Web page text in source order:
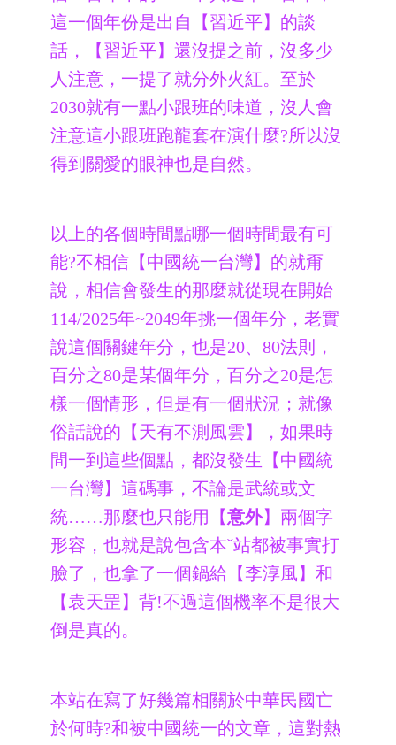
這一個年份是出自【習近平】的談
話，【習近平】還沒提之前，沒多少
人注意，一提了就分外火紅。至於
2030就有一點小跟班的味道，沒人會
注意這小跟班跑龍套在演什麼?所以沒
得到關愛的眼神也是自然。
以上的各個時間點哪一個時間最有可
能?不相信【中國統一台灣】的就甭
說，相信會發生的那麼就從現在開始
114/2025年~2049年挑一個年分，老實
說這個關鍵年分，也是20、80法則，
百分之80是某個年分，百分之20是怎
樣一個情形，但是有一個狀況；就像
俗話說的【天有不測風雲】，如果時
間一到這些個點，都沒發生【中國統
一台灣】這碼事，不論是武統或文
統……那麼也只能用【意外】兩個字
形容，也就是說包含本ˇ站都被事實打
臉了，也拿了一個鍋給【李淳風】和
【袁天罡】背!不過這個機率不是很大
倒是真的。
本站在寫了好幾篇相關於中華民國亡
於何時?和被中國統一的文章，這對熱